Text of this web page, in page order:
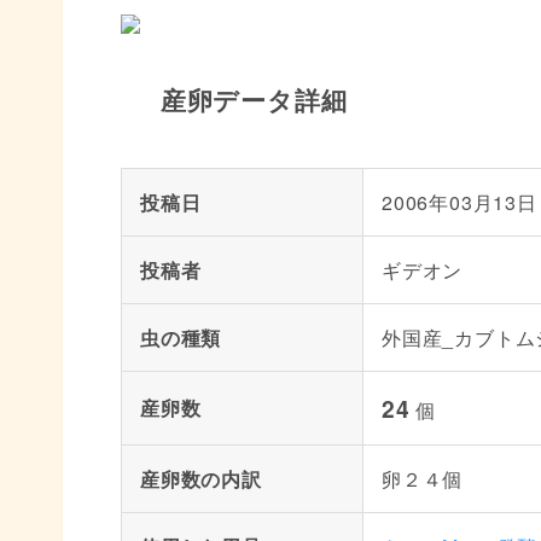
産卵データ詳細
投稿日 2006年03月13日
投稿者 ギデオン
虫の種類 外国産_カブトム
産卵数 24 個
産卵数の内訳 卵２４個